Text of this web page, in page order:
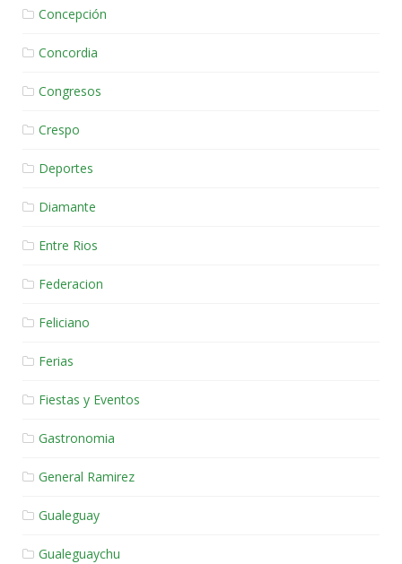
Concepción
Concordia
Congresos
Crespo
Deportes
Diamante
Entre Rios
Federacion
Feliciano
Ferias
Fiestas y Eventos
Gastronomia
General Ramirez
Gualeguay
Gualeguaychu